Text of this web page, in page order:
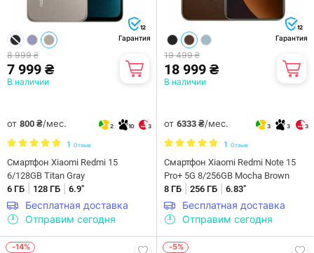
12
Гарантия
8 999 ₴
7 999 ₴
В наличии
от 800 ₴/мес. 2 10 3
1 Отзыв
Смартфон Xiaomi Redmi 15
6/128GB Titan Gray
6 ГБ
128 ГБ 6.9"
Бесплатная доставка
Отправим сегодня
12
Гарантия
19 499 ₴
18 999 ₴
В наличии
от 6333 ₴/мес. 3 3 3
1 Отзыв
Смартфон Xiaomi Redmi Note 15
Pro+ 5G 8/256GB Mocha Brown
8 ГБ
256 ГБ 6.83"
Бесплатная доставка
Отправим сегодня
-14% -5%